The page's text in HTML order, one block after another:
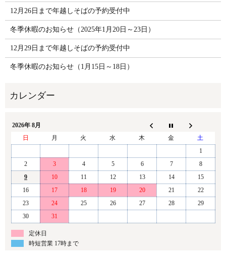
12月26日まで年越しそばの予約受付中
冬季休暇のお知らせ（2025年1月20日～23日）
12月29日まで年越しそばの予約受付中
冬季休暇のお知らせ（1月15日～18日）
2026年 8月
日
月 火 水 木 金
土
1
2
3 4 5 6 7
8
9
10 11 12 13 14
15
16
17 18 19 20 21
22
23
24 25 26 27 28
29
30
31
定休日
時短営業 17時まで